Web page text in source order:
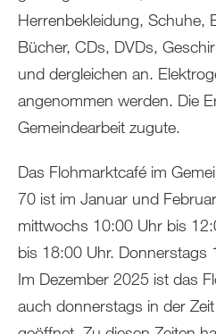
Herrenbekleidung, Schuhe,
Bücher, CDs, DVDs,
und dergleichen an.
angenommen werden. Die
Gemeindearbeit zugute.
Das Flohmarktcafé im
70 ist im Januar und
mittwochs 10:00 Uhr bis
bis 18:00 Uhr. Donnerstags
Im Dezember 2025 ist das
auch donnerstags in der